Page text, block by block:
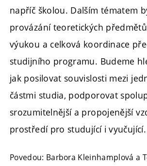
napříč školou. Dalším tématem
provázání teoretických
výukou a celková koordinace
studijního programu. Budeme
jak posilovat souvislosti mezi
částmi studia, podporovat
srozumitelnější a propojenější
prostředí pro studující i vyučující.
Povedou: Barbora Kleinhamplová a